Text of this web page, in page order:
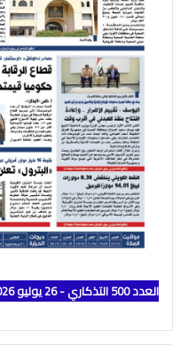
العدد 500 التذكاري - 26 يوليو 2026 - السنة الثالثة